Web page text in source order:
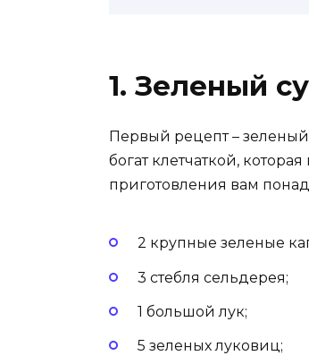
1. Зеленый
Первый рецепт –
богат клетчаткой,
приготовления вам
2 крупные зеленые
3 стебля сельдерея;
1 большой лук;
5 зеленых луковиц;